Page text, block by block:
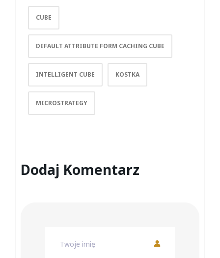
CUBE
DEFAULT ATTRIBUTE FORM CACHING CUBE
INTELLIGENT CUBE KOSTKA
MICROSTRATEGY
Dodaj Komentarz